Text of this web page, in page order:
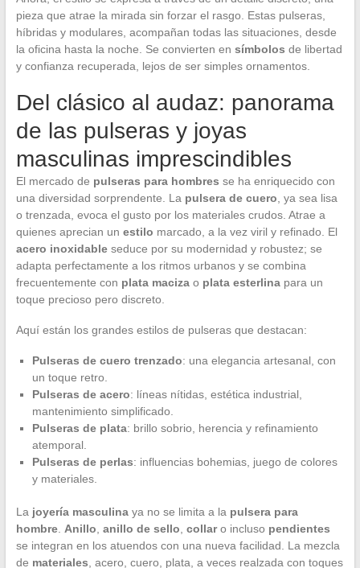
pieza que atrae la mirada sin forzar el rasgo. Estas pulseras,
híbridas y modulares, acompañan todas las situaciones, desde
la oficina hasta la noche. Se convierten en símbolos de libertad
y confianza recuperada, lejos de ser simples ornamentos.
Del clásico al audaz: panorama
de las pulseras y joyas
masculinas imprescindibles
El mercado de pulseras para hombres se ha enriquecido con
una diversidad sorprendente. La pulsera de cuero , ya sea lisa
o trenzada, evoca el gusto por los materiales crudos. Atrae a
quienes aprecian un estilo marcado, a la vez viril y refinado. El
acero inoxidableseduce por su modernidad y robustez; se
adapta perfectamente a los ritmos urbanos y se combina
frecuentemente con plata macizao plata esterlinapara un
toque precioso pero discreto.
Aquí están los grandes estilos de pulseras que destacan:
Pulseras de cuero trenzado: una elegancia artesanal, con
un toque retro.
Pulseras de acero: líneas nítidas, estética industrial,
mantenimiento simplificado.
Pulseras de plata: brillo sobrio, herencia y refinamiento
atemporal.
Pulseras de perlas: influencias bohemias, juego de colores
y materiales.
La joyería masculinaya no se limita a la pulsera para
hombre. Anillo anillo de sello collaro incluso pendientes
se integran en los atuendos con una nueva facilidad. La mezcla
de materiales , acero, cuero, plata, a veces realzada con toques